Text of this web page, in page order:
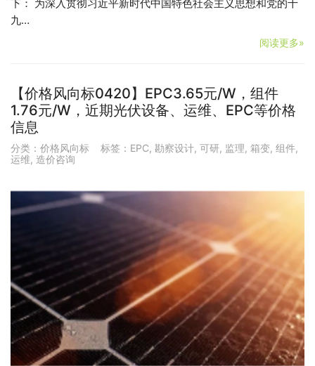
下： 为深入贯彻习近平新时代中国特色社会主义思想和党的十
九…
阅读更多»
【价格风向标0420】EPC3.65元/W，组件
1.76元/W，近期光伏设备、运维、EPC等价格
信息
分类： 价格风向标 标签： EPC, 勘察设计, 可研, 监理, 箱变, 组件,
运维, 造价咨询